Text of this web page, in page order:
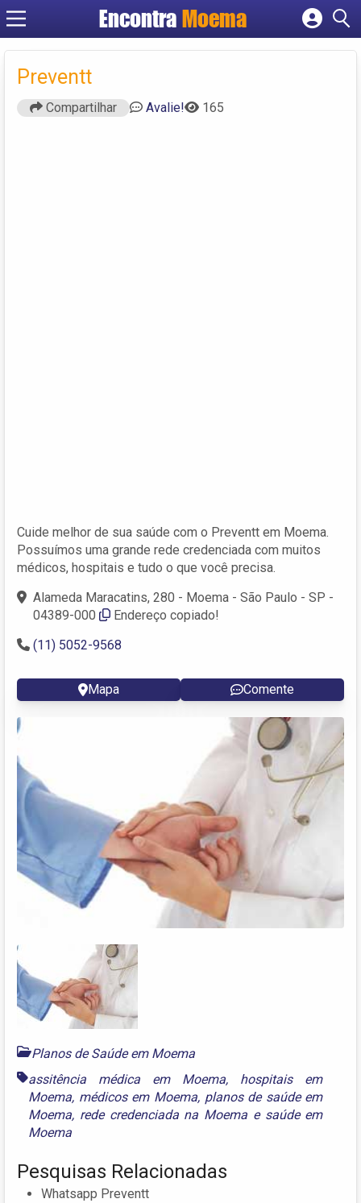
Encontra Moema
Preventt
Compartilhar Avalie! 165
Cuide melhor de sua saúde com o Preventt em Moema.
Possuímos uma grande rede credenciada com muitos
médicos, hospitais e tudo o que você precisa.
Alameda Maracatins, 280 - Moema - São Paulo - SP -
04389-000
Endereço copiado!
(11) 5052-9568
Mapa Comente
Planos de Saúde em Moema
assitência médica em Moema, hospitais em
Moema, médicos em Moema, planos de saúde em
Moema, rede credenciada na Moema e saúde em
Moema
Pesquisas Relacionadas
Whatsapp Preventt